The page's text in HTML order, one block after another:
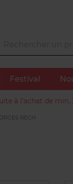
Festival
à l'achat de min.
RECH